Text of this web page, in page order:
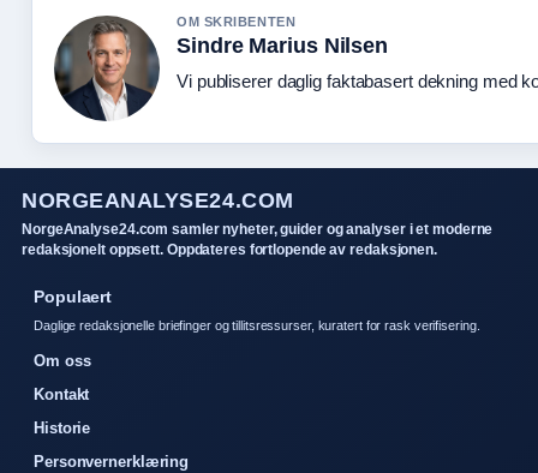
OM SKRIBENTEN
Sindre Marius Nilsen
Vi publiserer daglig faktabasert dekning med
NORGEANALYSE24.COM
NorgeAnalyse24.com samler nyheter, guider og analyser i et moderne
redaksjonelt oppsett. Oppdateres fortlopende av redaksjonen.
Populaert
Daglige redaksjonelle briefinger og tillitsressurser, kuratert for rask verifisering.
Om oss
Kontakt
Historie
Personvernerklæring